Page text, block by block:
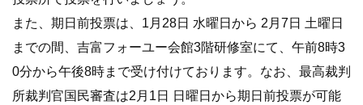
また、期日前投票は、1月28日 水曜日から 2月7日 土曜日
までの間、吉富フォーユー会館3階研修室にて、午前8時3
0分から午後8時まで受け付けております。なお、最高裁判
所裁判官国民審査は2月1日 日曜日から期日前投票が可能